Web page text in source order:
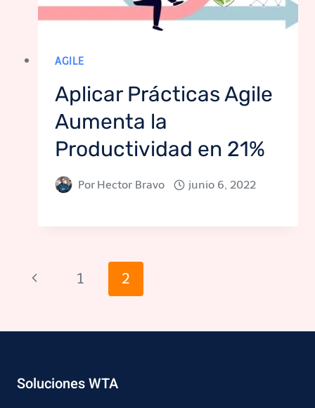
AGILE
Aplicar Prácticas Agile
Aumenta la
Productividad en 21%
Por Hector Bravo junio 6, 2022
Navegación
página
Página
1 2
Soluciones WTA